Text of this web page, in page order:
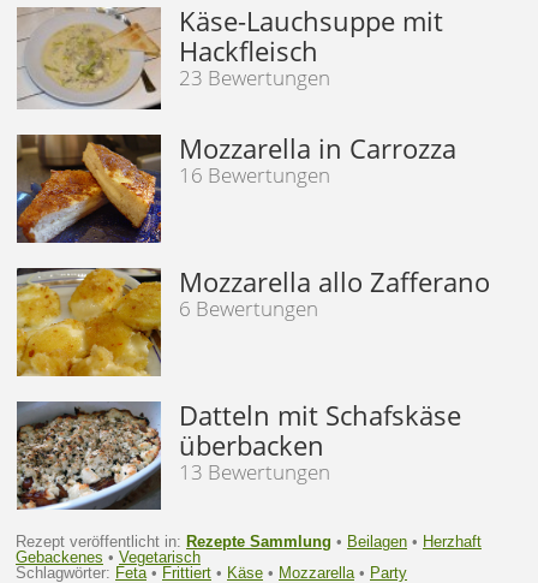
Käse-Lauchsuppe mit
Hackfleisch
23 Bewertungen
Mozzarella in Carrozza
16 Bewertungen
Mozzarella allo Zafferano
6 Bewertungen
Datteln mit Schafskäse
überbacken
13 Bewertungen
Rezept veröffentlicht in: Rezepte Sammlung • Beilagen • Herzhaft
Gebackenes • Vegetarisch
Schlagwörter: Feta• Frittiert • Käse • Mozzarella• Party